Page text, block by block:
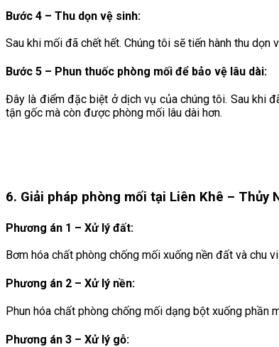
Bước 4 – Thu dọn vệ sinh:
Sau khi mối đã chết hết. Chúng tôi sẽ tiến hành thu
Bước 5 – Phun thuốc phòng mối để bảo vệ lâu dài:
Đây là điểm đặc biệt ở dịch vụ của chúng tôi. Sau khi
tận gốc mà còn được phòng mối lâu dài hơn.
6. Giải pháp phòng mối tại Liên Khê – Thủy
Phương án 1 – Xử lý đất:
Bơm hóa chất phòng chống mối xuống nền đất và chu
Phương án 2 – Xử lý nền:
Phun hóa chất phòng chống mối dạng bột xuống phần
Phương án 3 – Xử lý gỗ: